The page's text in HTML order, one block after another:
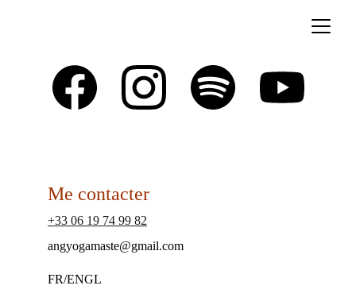
Me contacter
+33 06 19 74 99 82
angyogamaste@gmail.com
FR/ENGL